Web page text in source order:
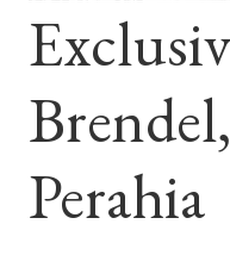
Brendel,
Perahia